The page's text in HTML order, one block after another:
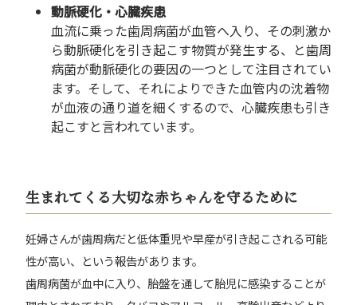
動脈硬化・心臓疾患
血流に乗った歯周病菌が血管へ入り、その刺激か
ら動脈硬化を引き起こす物質が発生する、と歯周
病菌が動脈硬化の要因の一つとして注目されてい
ます。そして、それによりできた血管内の沈着物
が血液の通り道を細くするので、心臓疾患も引き
起こすと言われています。
生まれてくる大切な赤ちゃんを守るために
妊婦さんが歯周病だと低体重児や早産が引き起こされる可能
性が高い、という報告があります。
歯周病菌が血中に入り、胎盤を通して胎児に感染することが